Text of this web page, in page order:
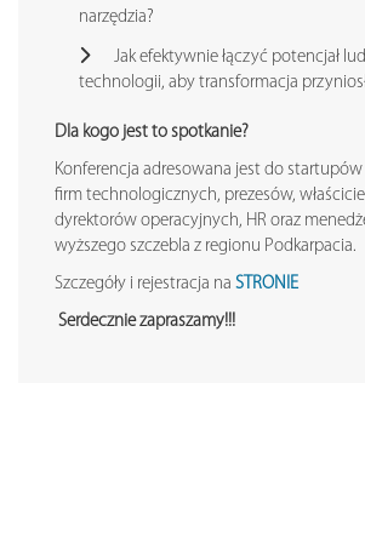
narzędzia?
Jak efektywnie łączyć potencjał
technologii, aby transformacja
Dla kogo jest to spotkanie?
Konferencja adresowana jest do startupów
firm technologicznych, prezesów,
dyrektorów operacyjnych, HR oraz
wyższego szczebla z regionu Podkarpacia.
Szczegóły i rejestracja na STRONIE
Serdecznie zapraszamy!!!